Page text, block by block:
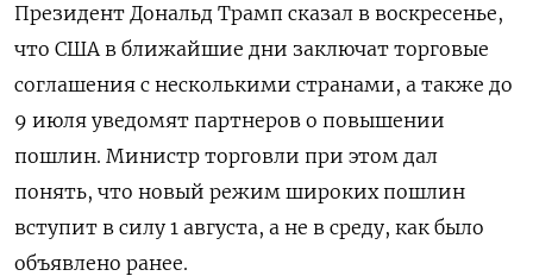
Президент Дональд Трамп сказал в воскресенье,
что США в ближайшие дни заключат торговые
соглашения с несколькими странами, а также до
9 июля уведомят партнеров о повышении
пошлин. Министр торговли при этом дал
понять, что новый режим широких пошлин
вступит в силу 1 августа, а не в среду, как было
объявлено ранее.